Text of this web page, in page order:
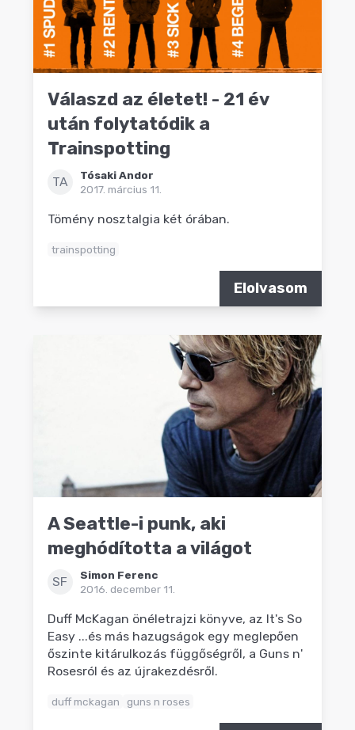
Válaszd az életet! - 21 év
után folytatódik a
Trainspotting
TA
Tósaki Andor
2017. március 11.
Tömény nosztalgia két órában.
trainspotting
Elolvasom
A Seattle-i punk, aki
meghódította a világot
SF
Simon Ferenc
2016. december 11.
Duff McKagan önéletrajzi könyve, az It's So
Easy ...és más hazugságok egy meglepően
őszinte kitárulkozás függőségről, a Guns n'
Rosesról és az újrakezdésről.
duff mckagan guns n roses